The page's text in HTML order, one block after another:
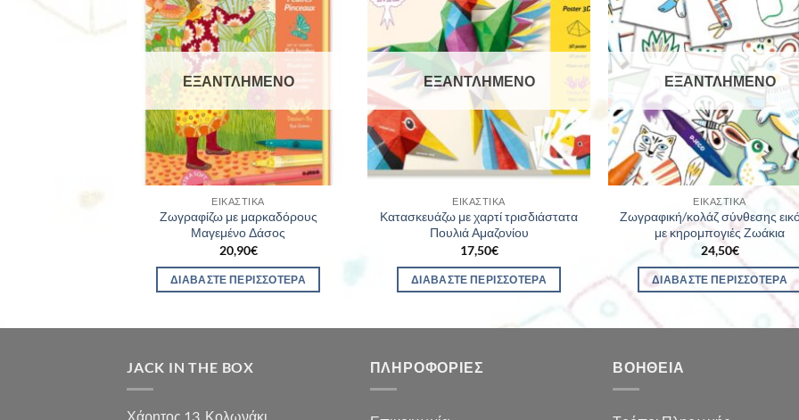
ΕΞΑΝΤΛΗΜΈΝΟ
ΕΙΚΑΣΤΙΚΆ
Ζωγραφίζω με μαρκαδόρους
Μαγεμένο Δάσος
20,90€
ΔΙΑΒΆΣΤΕ ΠΕΡΙΣΣΌΤΕΡΑ
ΕΞΑΝΤΛΗΜΈΝΟ
ΕΙΚΑΣΤΙΚΆ
Κατασκευάζω με χαρτί τρισδιάστατα
Πουλιά Αμαζονίου
17,50€
ΔΙΑΒΆΣΤΕ ΠΕΡΙΣΣΌΤΕΡΑ
ΕΞΑΝΤΛΗΜΈΝΟ
ΕΙΚΑΣΤΙΚΆ
Ζωγραφική/κολάζ σύνθεσης
με κηρομπογιές Ζωάκια
24,50€
ΔΙΑΒΆΣΤΕ ΠΕΡΙΣΣΌΤΕΡΑ
JACK IN THE BOX
Χάρητος 13, Κολωνάκι
ΠΛΗΡΟΦΟΡΊΕΣ ΒΟΉΘΕΙΑ